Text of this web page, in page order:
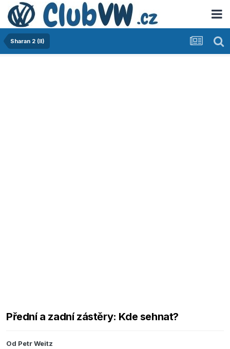
Sharan 2 (II)
Přední a zadní zástěry: Kde sehnat?
Od Petr Weitz